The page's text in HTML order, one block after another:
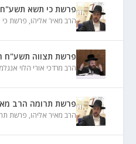
פרשת כי תשא תשע"ח
הרב מאיר אליהו, פרשת
פרשת תצווה תשע"ח
הרב מרדכי אורי הלוי
פרשת תרומה הרב
הרב מאיר אליהו, פרשת